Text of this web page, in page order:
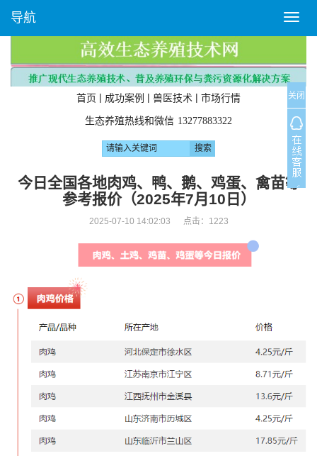
T
o
g
l
e
n
a
v
i
g
a
导航
首页 | 成功案例 | 兽医技术 | 市场行情
生态养殖热线和微信 13277883322
今日全国各地肉鸡、鸭、鹅、鸡蛋、禽苗等
参考报价（2025年7月10日）
2025-07-10 14:02:03 点击： 1223
关闭